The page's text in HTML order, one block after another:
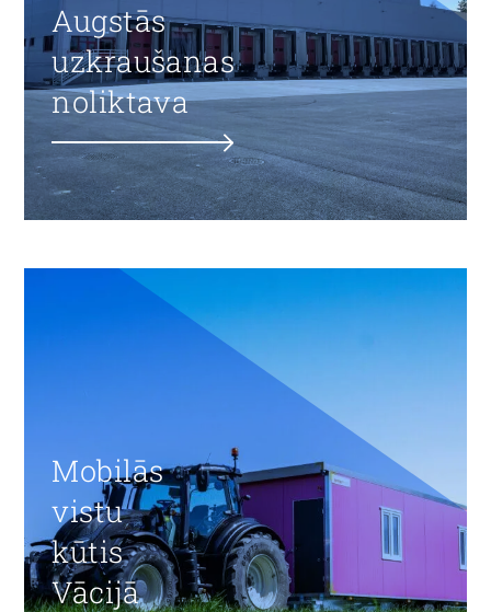
Augstās
uzkraušanas
noliktava
Mobilās
vistu
kūtis
Vācijā